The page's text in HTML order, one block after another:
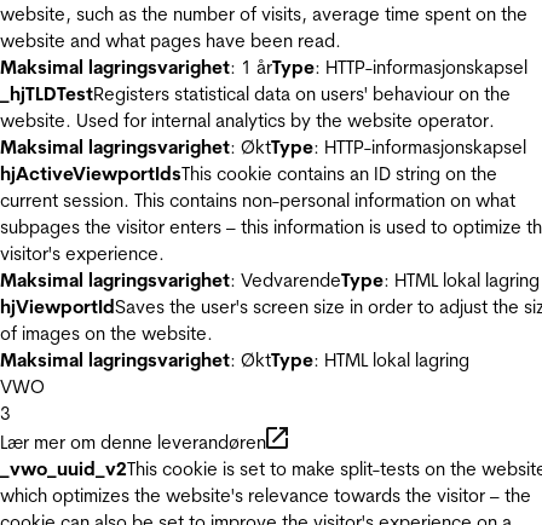
website, such as the number of visits, average time spent on the
website and what pages have been read.
Maksimal lagringsvarighet: 1 årType: HTTP-informasjonskapsel
_hjTLDTestRegisters statistical data on users' behaviour on the
website. Used for internal analytics by the website operator.
Maksimal lagringsvarighet: ØktType: HTTP-informasjonskapsel
hjActiveViewportIdsThis cookie contains an ID string on the
current session. This contains non-personal information on what
subpages the visitor enters – this information is used to optimize
visitor's experience.
Maksimal lagringsvarighet: VedvarendeType: HTML lokal lagring
hjViewportIdSaves the user's screen size in order to adjust the
of images on the website.
Maksimal lagringsvarighet: ØktType: HTML lokal lagring
VWO
3
Lær mer om denne leverandøren
_vwo_uuid_v2This cookie is set to make split-tests on the
which optimizes the website's relevance towards the visitor – the